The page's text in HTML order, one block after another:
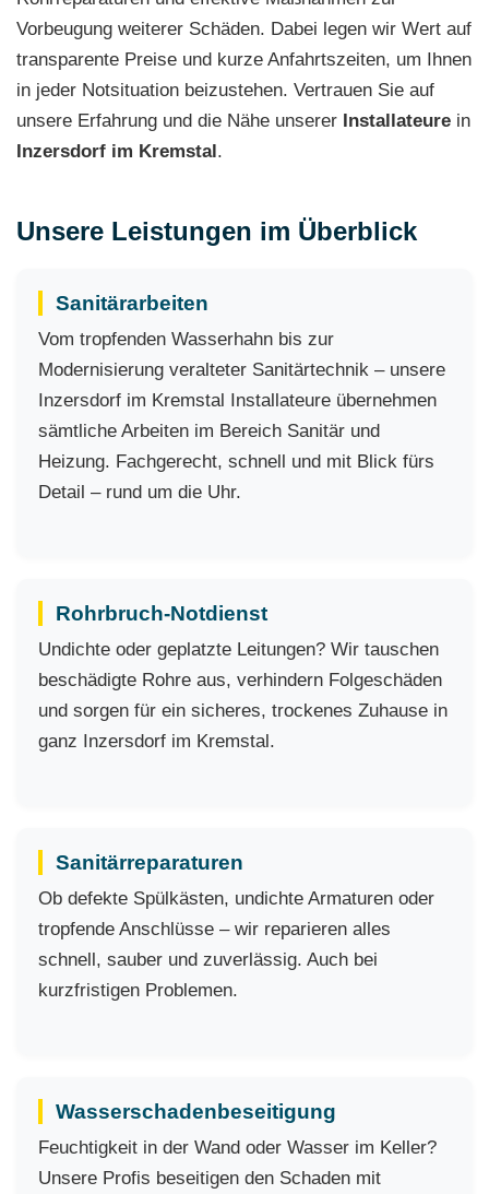
Vorbeugung weiterer Schäden. Dabei legen wir Wert auf
transparente Preise und kurze Anfahrtszeiten, um Ihnen
in jeder Notsituation beizustehen. Vertrauen Sie auf
unsere Erfahrung und die Nähe unserer Installateure in
Inzersdorf im Kremstal.
Unsere Leistungen im Überblick
Sanitärarbeiten
Vom tropfenden Wasserhahn bis zur
Modernisierung veralteter Sanitärtechnik – unsere
Inzersdorf im Kremstal Installateure übernehmen
sämtliche Arbeiten im Bereich Sanitär und
Heizung. Fachgerecht, schnell und mit Blick fürs
Detail – rund um die Uhr.
Rohrbruch-Notdienst
Undichte oder geplatzte Leitungen? Wir tauschen
beschädigte Rohre aus, verhindern Folgeschäden
und sorgen für ein sicheres, trockenes Zuhause in
ganz Inzersdorf im Kremstal.
Sanitärreparaturen
Ob defekte Spülkästen, undichte Armaturen oder
tropfende Anschlüsse – wir reparieren alles
schnell, sauber und zuverlässig. Auch bei
kurzfristigen Problemen.
Wasserschadenbeseitigung
Feuchtigkeit in der Wand oder Wasser im Keller?
Unsere Profis beseitigen den Schaden mit